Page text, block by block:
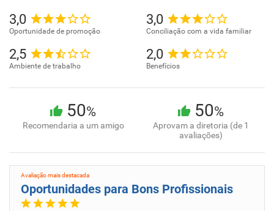
3,0
Oportunidade de promoção
3,0
Conciliação com a vida familiar
2,5
Ambiente de trabalho
2,0
Benefícios
50%
Recomendaria a um amigo
50%
Aprovam a diretoria (de 1
avaliações)
Avaliação mais destacada
Oportunidades para Bons Profissionais